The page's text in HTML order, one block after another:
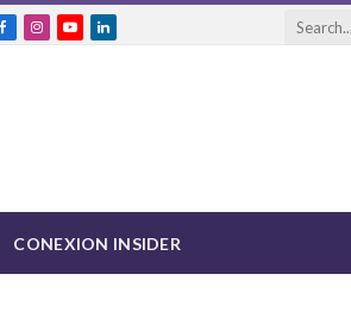
FacebookInstagram
YouTubeLinkedIn
CONEXION INSIDER